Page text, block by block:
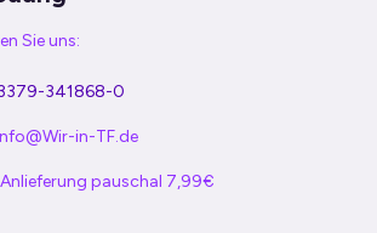
Sie uns:
341868-0
in-TF.de
pauschal 7,99€